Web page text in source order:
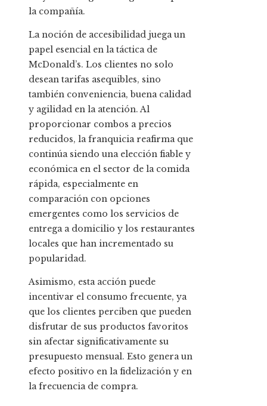
la compañía.
La noción de accesibilidad juega un
papel esencial en la táctica de
McDonald’s. Los clientes no solo
desean tarifas asequibles, sino
también conveniencia, buena calidad
y agilidad en la atención. Al
proporcionar combos a precios
reducidos, la franquicia reafirma que
continúa siendo una elección fiable y
económica en el sector de la comida
rápida, especialmente en
comparación con opciones
emergentes como los servicios de
entrega a domicilio y los restaurantes
locales que han incrementado su
popularidad.
Asimismo, esta acción puede
incentivar el consumo frecuente, ya
que los clientes perciben que pueden
disfrutar de sus productos favoritos
sin afectar significativamente su
presupuesto mensual. Esto genera un
efecto positivo en la fidelización y en
la frecuencia de compra.